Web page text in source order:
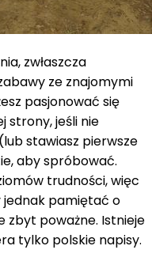
zwłaszcza
ze znajomymi
pasjonować się
strony, jeśli nie
stawiasz pierwsze
aby spróbować.
trudności, więc
jednak pamiętać o
zbyt poważne. Istnieje
tylko polskie napisy.